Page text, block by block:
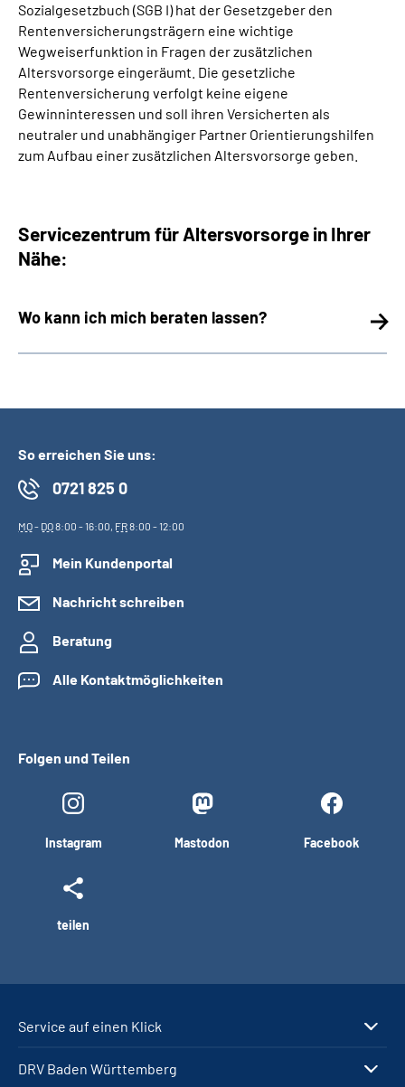
Sozialgesetzbuch (SGB I) hat der Gesetzgeber den
Rentenversicherungsträgern eine wichtige
Wegweiserfunktion in Fragen der zusätzlichen
Altersvorsorge eingeräumt. Die gesetzliche
Rentenversicherung verfolgt keine eigene
Gewinninteressen und soll ihren Versicherten als
neutraler und unabhängiger Partner Orientierungshilfen
zum Aufbau einer zusätzlichen Altersvorsorge geben.
Servicezentrum für Altersvorsorge in Ihrer
Nähe:
Wo kann ich mich beraten lassen?
So erreichen Sie uns:
0721 825 0
MO- DO8:00 - 16:00, FR8:00 - 12:00
Mein Kundenportal
Nachricht schreiben
Beratung
Alle Kontaktmöglichkeiten
Folgen und Teilen
Instagram Mastodon Facebook
teilen
Service auf einen Klick
DRV Baden Württemberg